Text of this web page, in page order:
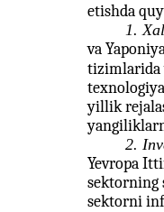
etishda
1.
va
tizimlarida
yillik
2.
Yevropa
sektorning
sektorni